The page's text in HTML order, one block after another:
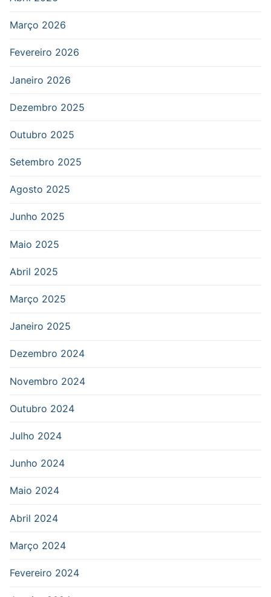
Março 2026
Fevereiro 2026
Janeiro 2026
Dezembro 2025
Outubro 2025
Setembro 2025
Agosto 2025
Junho 2025
Maio 2025
Abril 2025
Março 2025
Janeiro 2025
Dezembro 2024
Novembro 2024
Outubro 2024
Julho 2024
Junho 2024
Maio 2024
Abril 2024
Março 2024
Fevereiro 2024